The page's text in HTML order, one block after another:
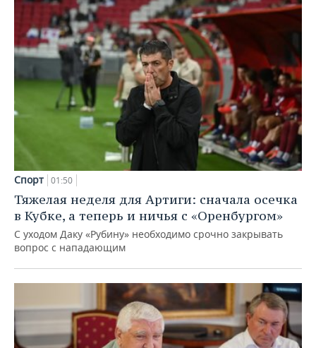
Спорт 01:50
Тяжелая неделя для Артиги: сначала осечка
в Кубке, а теперь и ничья с «Оренбургом»
С уходом Даку «Рубину» необходимо срочно закрывать
вопрос с нападающим